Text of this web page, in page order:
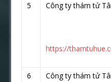
5 Công ty thám tử
https://
6 Công ty thám tử